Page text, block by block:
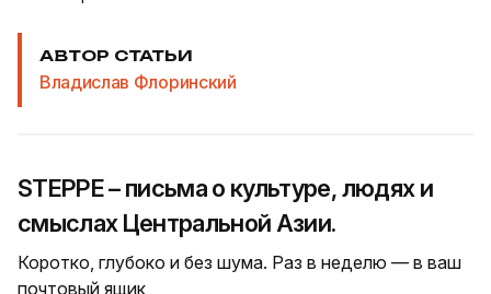
АВТОР СТАТЬИ
Владислав Флоринский
STEPPE – письма о культуре, людях и
смыслах Центральной Азии.
Коротко, глубоко и без шума. Раз в неделю — в ваш
почтовый ящик